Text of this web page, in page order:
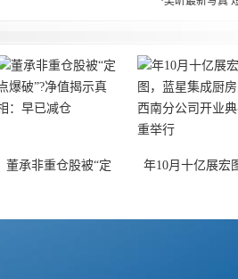
董承非重仓股被“定 年10月十亿展宏